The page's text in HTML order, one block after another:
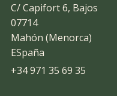
C/ Capifort 6, Bajos
07714
Mahón (Menorca)
ESpaña
+34 971 35 69 35